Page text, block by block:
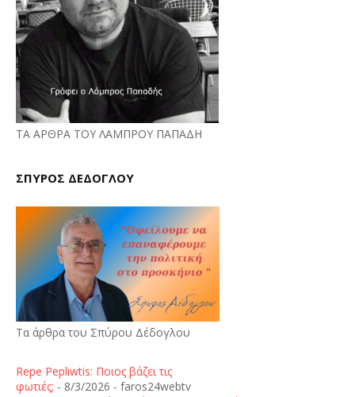
ΤΑ ΑΡΘΡΑ ΤΟΥ ΛΑΜΠΡΟΥ ΠΑΠΑΔΗ
ΣΠΥΡΟΣ ΔΕΔΟΓΛΟΥ
Τα άρθρα του Σπύρου Δέδογλου
Repe Pepliwtis: Ποιος βάζει τις
φωτιές; - 8/3/2026 - faros24webtv